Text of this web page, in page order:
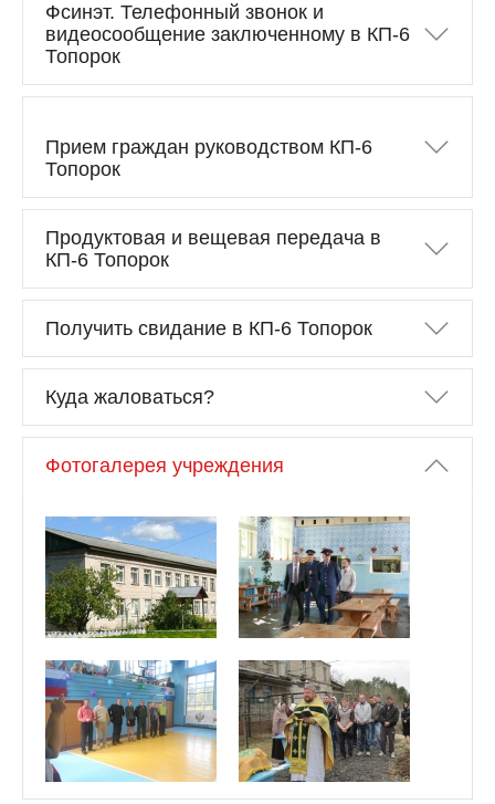
Фсинэт. Телефонный звонок и
видеосообщение заключенному в КП-6
Топорок
Прием граждан руководством КП-6
Топорок
Продуктовая и вещевая передача в
КП-6 Топорок
Получить свидание в КП-6 Топорок
Куда жаловаться?
Фотогалерея учреждения